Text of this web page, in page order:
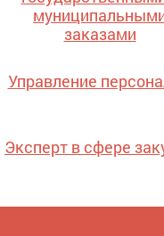
заказами
Управление
Эксперт в сфере